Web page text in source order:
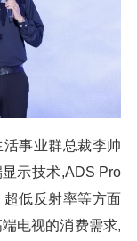
事业群总裁李帅
示技术,ADS Pro
低反射率等方面
电视的消费需求,